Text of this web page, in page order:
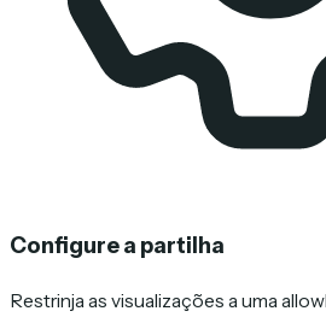
Configure a partilha
Restrinja as visualizações a uma